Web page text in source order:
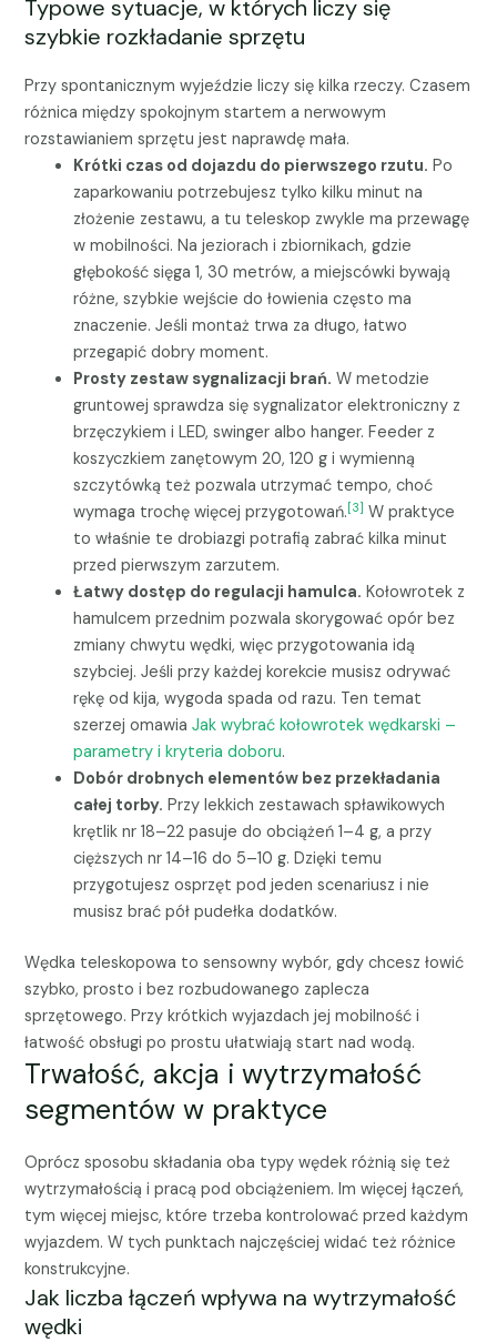
Typowe sytuacje, w których liczy się
szybkie rozkładanie sprzętu
Przy spontanicznym wyjeździe liczy się kilka rzeczy. Czasem
różnica między spokojnym startem a nerwowym
rozstawianiem sprzętu jest naprawdę mała.
Krótki czas od dojazdu do pierwszego rzutu. Po
zaparkowaniu potrzebujesz tylko kilku minut na
złożenie zestawu, a tu teleskop zwykle ma przewagę
w mobilności. Na jeziorach i zbiornikach, gdzie
głębokość sięga 1, 30 metrów, a miejscówki bywają
różne, szybkie wejście do łowienia często ma
znaczenie. Jeśli montaż trwa za długo, łatwo
przegapić dobry moment.
Prosty zestaw sygnalizacji brań. W metodzie
gruntowej sprawdza się sygnalizator elektroniczny z
brzęczykiem i LED, swinger albo hanger. Feeder z
koszyczkiem zanętowym 20, 120 g i wymienną
szczytówką też pozwala utrzymać tempo, choć
wymaga trochę więcej przygotowań.[3] W praktyce
to właśnie te drobiazgi potrafią zabrać kilka minut
przed pierwszym zarzutem.
Łatwy dostęp do regulacji hamulca. Kołowrotek z
hamulcem przednim pozwala skorygować opór bez
zmiany chwytu wędki, więc przygotowania idą
szybciej. Jeśli przy każdej korekcie musisz odrywać
rękę od kija, wygoda spada od razu. Ten temat
szerzej omawiaJak wybrać kołowrotek wędkarski –
parametry i kryteria doboru.
Dobór drobnych elementów bez przekładania
całej torby. Przy lekkich zestawach spławikowych
krętlik nr 18–22 pasuje do obciążeń 1–4 g, a przy
cięższych nr 14–16 do 5–10 g. Dzięki temu
przygotujesz osprzęt pod jeden scenariusz i nie
musisz brać pół pudełka dodatków.
Wędka teleskopowa to sensowny wybór, gdy chcesz łowić
szybko, prosto i bez rozbudowanego zaplecza
sprzętowego. Przy krótkich wyjazdach jej mobilność i
łatwość obsługi po prostu ułatwiają start nad wodą.
Trwałość, akcja i wytrzymałość
segmentów w praktyce
Oprócz sposobu składania oba typy wędek różnią się też
wytrzymałością i pracą pod obciążeniem. Im więcej łączeń,
tym więcej miejsc, które trzeba kontrolować przed każdym
wyjazdem. W tych punktach najczęściej widać też różnice
konstrukcyjne.
Jak liczba łączeń wpływa na wytrzymałość
wędki